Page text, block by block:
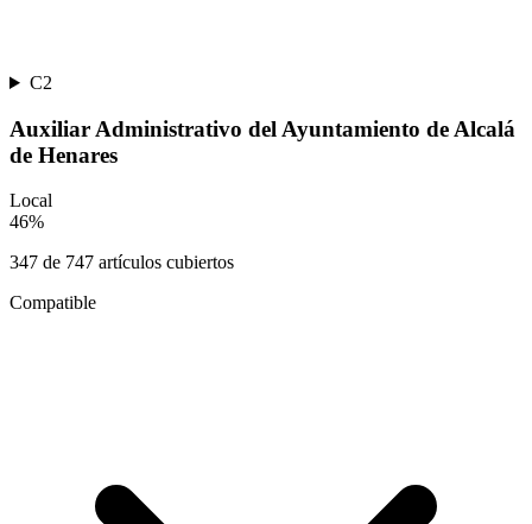
C2
Auxiliar Administrativo del Ayuntamiento de Alcalá
de Henares
Local
46%
347 de 747 artículos cubiertos
Compatible